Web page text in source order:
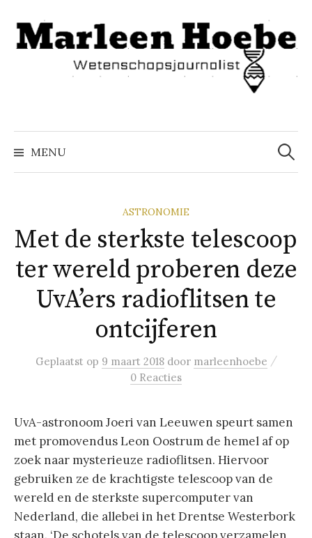
inhoud
springen
MENU
Zoeken
naar:
ASTRONOMIE
Met de sterkste telescoop
ter wereld proberen deze
UvA’ers radioflitsen te
ontcijferen
Geplaatst op 9 maart 2018 door marleenhoebe /
0 Reacties
UvA-astronoom Joeri van Leeuwen speurt samen
met promovendus Leon Oostrum de hemel af op
zoek naar mysterieuze radioflitsen. Hiervoor
gebruiken ze de krachtigste telescoop van de
wereld en de sterkste supercomputer van
Nederland, die allebei in het Drentse Westerbork